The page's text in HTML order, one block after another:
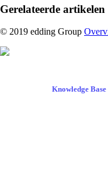
Gerelateerde artikelen
© 2019 edding Group
Knowledge